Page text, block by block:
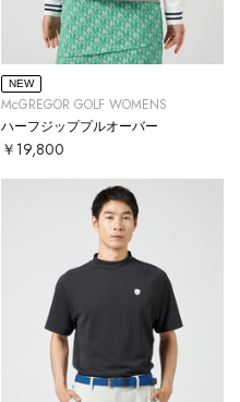
NEW
McGREGOR GOLF WOMENS
ハーフジッププルオーバー
￥19,800